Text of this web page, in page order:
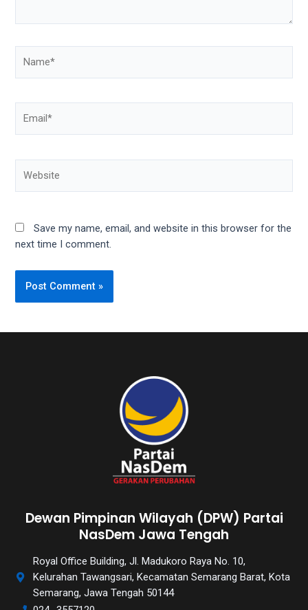
Save my name, email, and website in this browser for the
next time I comment.
Dewan Pimpinan Wilayah (DPW) Partai
NasDem Jawa Tengah
Royal Office Building, Jl. Madukoro Raya No. 10,
Kelurahan Tawangsari, Kecamatan Semarang Barat, Kota
Semarang, Jawa Tengah 50144